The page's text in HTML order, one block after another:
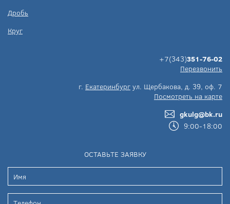
Дробь
Круг
+7(343)351-76-02
Перезвонить
г. Екатеринбург ул. Щербакова, д. 39, оф. 7
Посмотреть на карте
gkulg@bk.ru
9:00-18:00
ОСТАВЬТЕ ЗАЯВКУ